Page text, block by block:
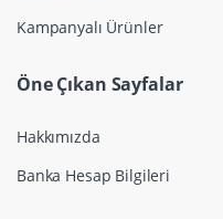
Kampanyalı Ürünler
Öne Çıkan Sayfalar
Hakkımızda
Banka Hesap Bilgileri